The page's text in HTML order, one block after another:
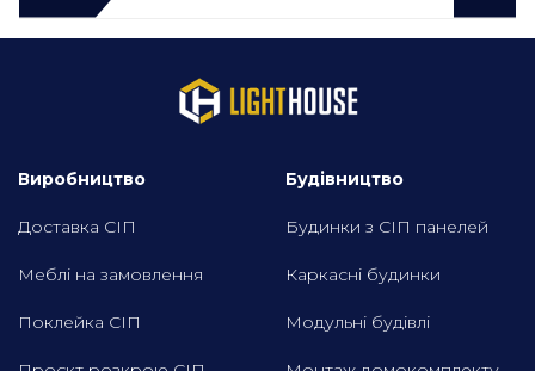
Виробництво
Доставка СІП
Меблі на замовлення
Поклейка СІП
Будівництво
Будинки з СІП панелей
Каркасні будинки
Модульні будівлі